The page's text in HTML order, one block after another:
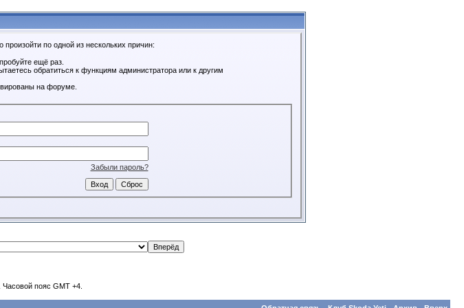
по одной из нескольких причин:
ещё раз.
обратиться к функциям администратора или к другим
на форуме.
Забыли пароль?
. Часовой пояс GMT +4.